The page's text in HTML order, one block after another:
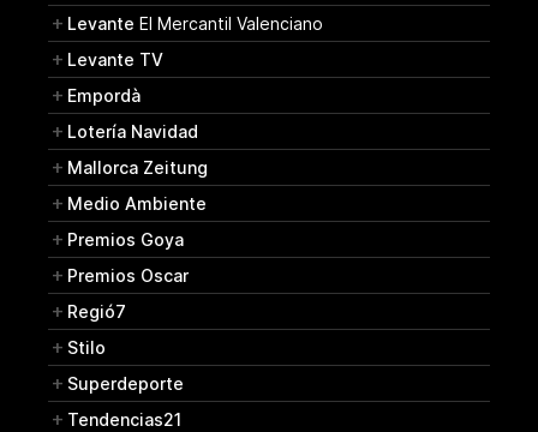
Levante El Mercantil Valenciano
Levante TV
Empordà
Lotería Navidad
Mallorca Zeitung
Medio Ambiente
Premios Goya
Premios Oscar
Regió7
Stilo
Superdeporte
Tendencias21